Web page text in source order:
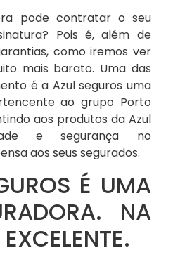
pode contratar o seu
Pois é, além de
como iremos ver
mais barato. Uma das
é a Azul seguros uma
ao grupo Porto
aos produtos da Azul
e segurança no
aos seus segurados.
É UMA
NA